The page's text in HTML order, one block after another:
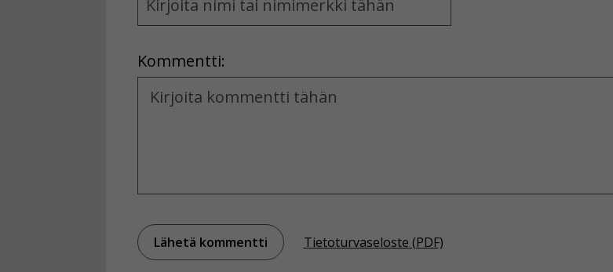
and
Kommentti:
Kommentti
Tietoturvaseloste (PDF)